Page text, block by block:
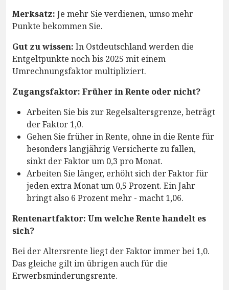
Merksatz: Je mehr Sie verdienen, umso mehr
Punkte bekommen Sie.
Gut zu wissen: In Ostdeutschland werden die
Entgeltpunkte noch bis 2025 mit einem
Umrechnungsfaktor multipliziert.
Zugangsfaktor: Früher in Rente oder nicht?
Arbeiten Sie bis zur Regelsaltersgrenze, beträgt
der Faktor 1,0.
Gehen Sie früher in Rente, ohne in die Rente für
besonders langjährig Versicherte zu fallen,
sinkt der Faktor um 0,3 pro Monat.
Arbeiten Sie länger, erhöht sich der Faktor für
jeden extra Monat um 0,5 Prozent. Ein Jahr
bringt also 6 Prozent mehr - macht 1,06.
Rentenartfaktor: Um welche Rente handelt es
sich?
Bei der Altersrente liegt der Faktor immer bei 1,0.
Das gleiche gilt im übrigen auch für die
Erwerbsminderungsrente.